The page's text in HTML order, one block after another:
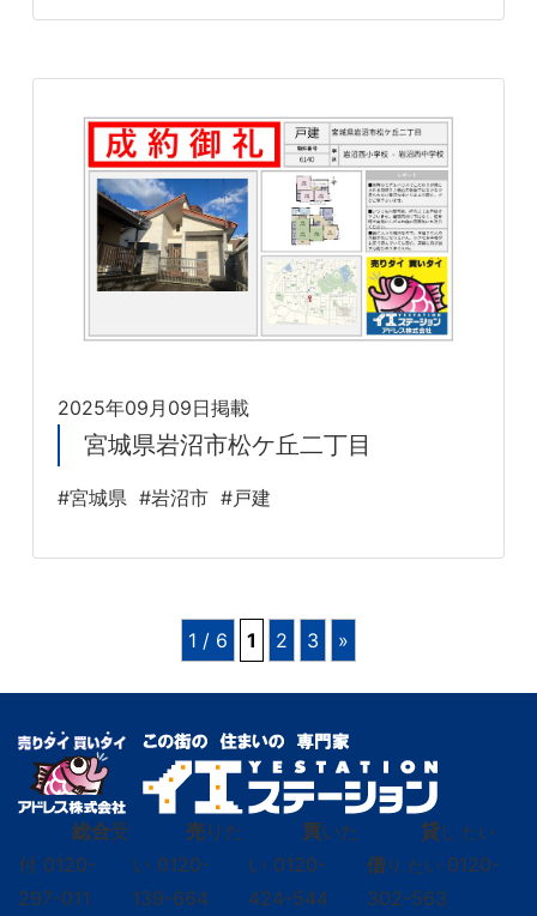
2025年09月09日掲載
宮城県岩沼市松ケ丘二丁目
#宮城県 #岩沼市 #戸建
1 / 6 1 2 3 »
総合受
付 0120-
297-011
売りた
い 0120-
139-664
買いた
い 0120-
424-544
貸し たい
借り たい 0120-
302-563